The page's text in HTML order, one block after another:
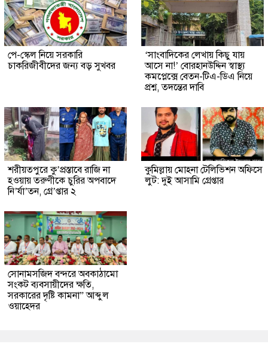
পে-স্কেল নিয়ে সরকারি
চাকরিজীবীদের জন্য বড় সুখবর
‘সাংবাদিকের লেখায় কিছু যায়
আসে না!’ বোরহানউদ্দিন স্বাস্থ্য
কমপ্লেক্সে বেতন-টিএ-ডিএ নিয়ে
প্রশ্ন, তদন্তের দাবি
শরীয়তপুরে কু’প্রস্তাবে রাজি না
হওয়ায় তরুণীকে চুরির অপবাদে
নি’র্যা’তন, গ্রে’প্তার ২
কুমিল্লায় মোহনা টেলিভিশন অফিসে
লুট: দুই আসামি গ্রেপ্তার
সোনামসজিদ বন্দরে অবকাঠামো
সংকট ব্যবসায়ীদের ক্ষতি,
সরকারের দৃষ্টি কামনা” আব্দুল
ওয়াহেদর